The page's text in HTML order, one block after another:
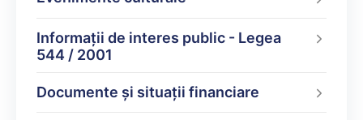
Informații de interes public - Legea
544 / 2001
Documente şi situaţii financiare